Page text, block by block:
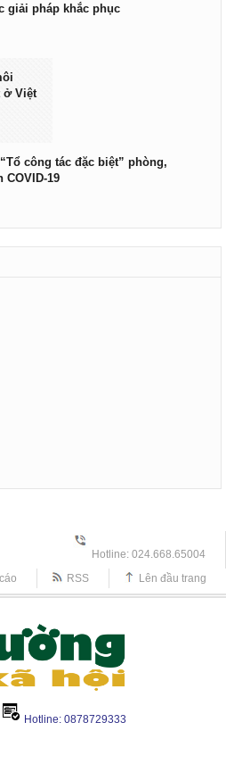
giải pháp khắc phục
ở Việt
công tác đặc biệt” phòng,
COVID-19
Hotline: 024.668.65004
RSS Lên đầu trang
Hotline: 0878729333